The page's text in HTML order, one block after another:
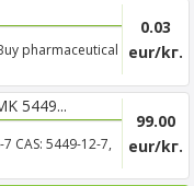
pharmaceutical
0.03
eur/kг.
5449...
CAS: 5449-12-7,
99.00
eur/kг.